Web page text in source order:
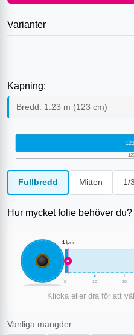
Varianter
Kapning:
Bredd: 1.23 m (123 cm)
123
Fullbredd Mitten 1/3
Hur mycket folie behöver du?
1 lpm
0 10 20
Klicka eller dra för att
Vanliga mängder: